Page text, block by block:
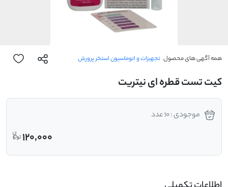
همه آگهی های محصول تجهیزات و اتوماسیون استخر پرورش
کیت تست قطره ای نیتریت
موجودی : 10 عدد
120,000